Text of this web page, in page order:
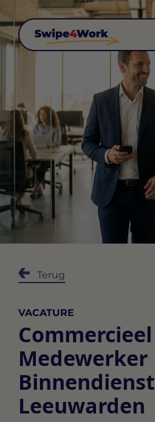
Terug
VACATURE
Commercieel
Medewerker
Binnendienst
Leeuwarden